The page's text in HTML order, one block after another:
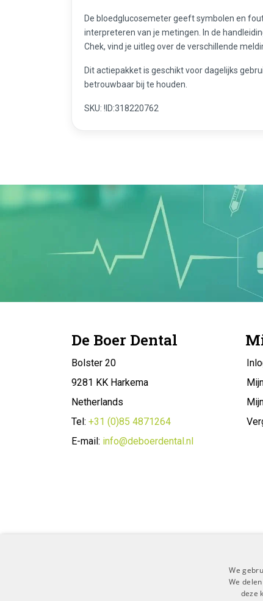
De bloedglucosemeter geeft symbolen en
interpreteren van je metingen. In de
Chek, vind je uitleg over de verschillende
Dit actiepakket is geschikt voor dagelijks
betrouwbaar bij te houden.
SKU: !ID:318220762
De Boer Dental
Bolster 20
9281 KK Harkema
Netherlands
Tel: +31 (0)85 4871264
E-mail: info@deboerdental.nl
We
We
deze